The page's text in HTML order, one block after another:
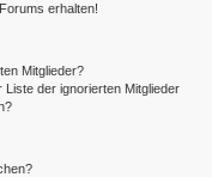
erhalten!
Mitglieder?
der ignorierten Mitglieder